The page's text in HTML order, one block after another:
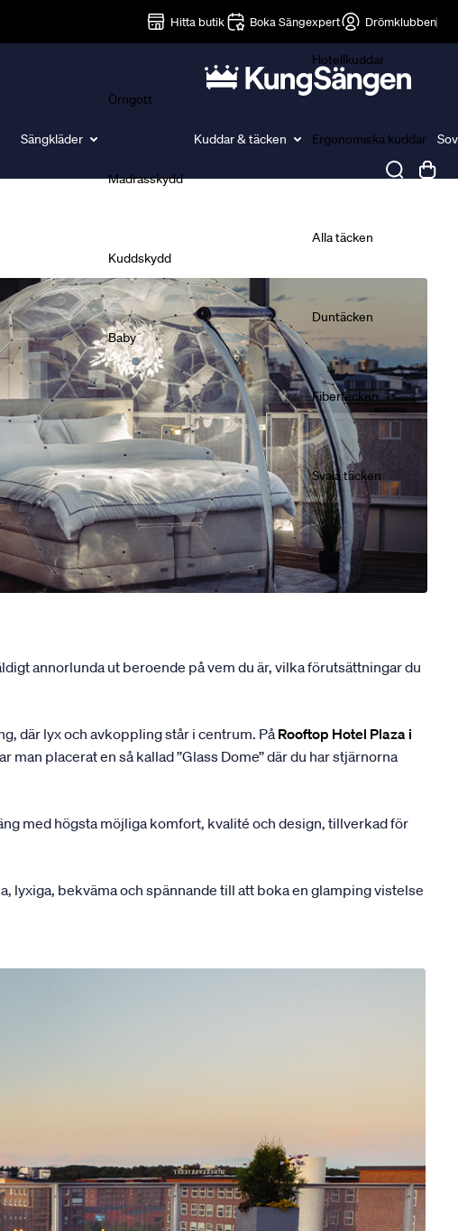
Hitta butik Boka Sängexpert Drömklubben
Sängkläder
Örngott
Madrasskydd
Kuddskydd
Baby
Kuddar & täcken
Hotellkuddar
Ergonomiska kuddar
Alla täcken
Duntäcken
Fibertäcken
Svala täcken
annorlunda ut beroende på vem du är, vilka förutsättningar du
där lyx och avkoppling står i centrum. På Rooftop Hotel Plaza i
placerat en så kallad ’’Glass Dome’’ där du har stjärnorna
med högsta möjliga komfort, kvalité och design, tillverkad för
lyxiga, bekväma och spännande till att boka en glamping vistelse